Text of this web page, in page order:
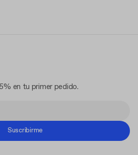
en tu primer pedido.
Suscribirme